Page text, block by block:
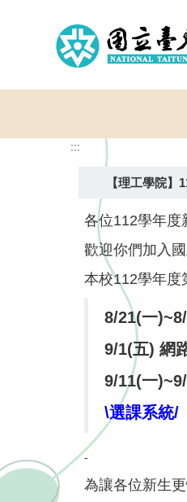
:::
【理工學院
各位112學年度
歡迎你們加入
本校112學年度
8/21(一
9/1(五) 網
9/11(一
\選課系統/
-
為讓各位新生